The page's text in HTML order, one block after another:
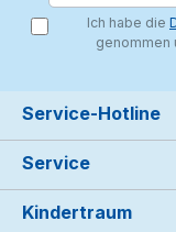
Ich habe die
genommen
Service-Hotline
Service
Kindertraum